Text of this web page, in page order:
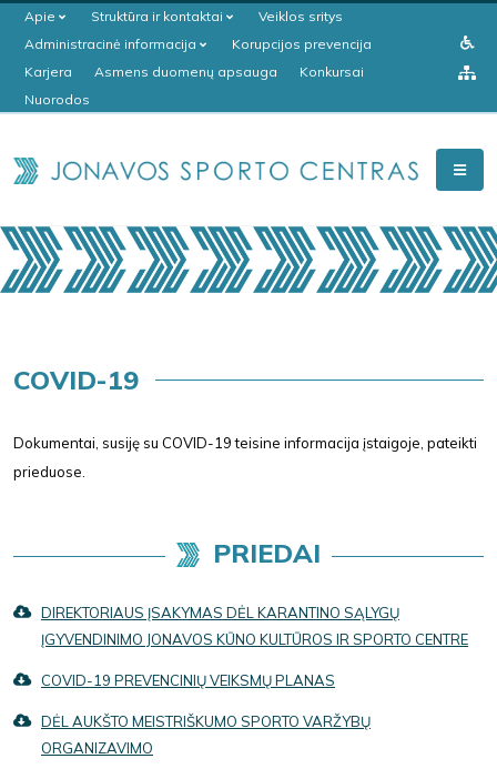
Apie Struktūra ir kontaktai
Veiklos sritys
Administracinė informacija
Korupcijos prevencija
Karjera
Asmens duomenų apsauga
Konkursai
Nuorodos
COVID-19
Dokumentai, susiję su COVID-19 teisine informacija įstaigoje, pateikti
prieduose.
PRIEDAI
DIREKTORIAUS ĮSAKYMAS DĖL KARANTINO SĄLYGŲ
ĮGYVENDINIMO JONAVOS KŪNO KULTŪROS IR SPORTO CENTRE
COVID-19 PREVENCINIŲ VEIKSMŲ PLANAS
DĖL AUKŠTO MEISTRIŠKUMO SPORTO VARŽYBŲ
ORGANIZAVIMO